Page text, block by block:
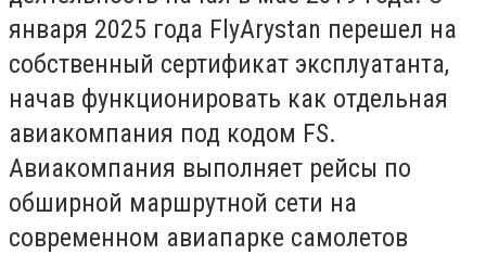
января 2025 года FlyArystan перешел на
собственный сертификат эксплуатанта,
начав функционировать как отдельная
авиакомпания под кодом FS.
Авиакомпания выполняет рейсы по
обширной маршрутной сети на
современном авиапарке самолетов